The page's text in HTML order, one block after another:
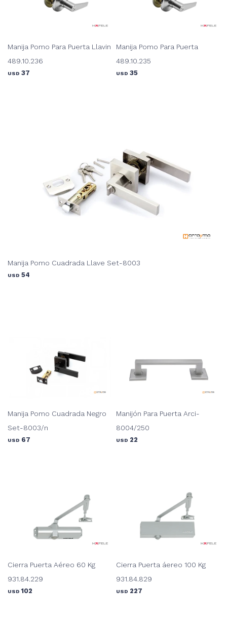
Manija Pomo Para Puerta Llavin
489.10.236
USD 37
Manija Pomo Para Puerta
489.10.235
USD 35
Manija Pomo Cuadrada Llave Set-8003
USD 54
Manija Pomo Cuadrada Negro
Set-8003/n
USD 67
Manijón Para Puerta Arci-
8004/250
USD 22
Cierra Puerta Aéreo 60 Kg
931.84.229
USD 102
Cierra Puerta áereo 100 Kg
931.84.829
USD 227